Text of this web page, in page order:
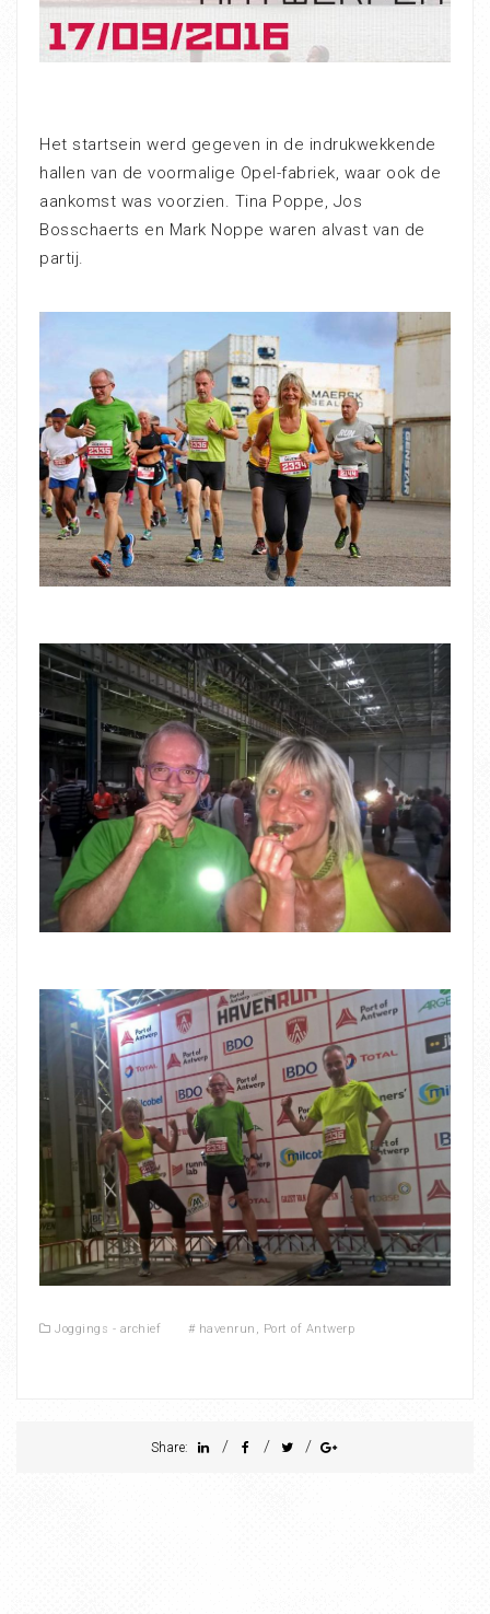
Het startsein werd gegeven in de indrukwekkende
hallen van de voormalige Opel-fabriek, waar ook de
aankomst was voorzien. Tina Poppe, Jos
Bosschaerts en Mark Noppe waren alvast van de
partij.
Joggings - archief # havenrun , Port of Antwerp
Share: / / /